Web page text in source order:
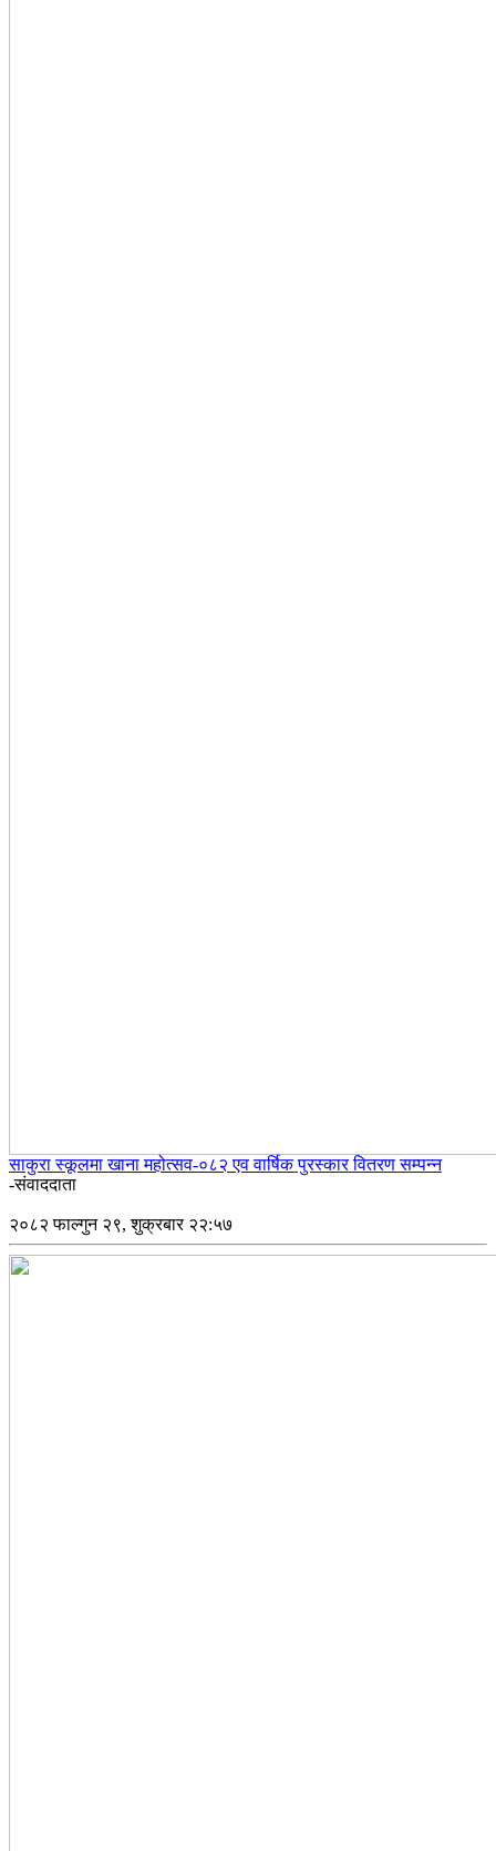
साकुरा स्कूलमा खाना महोत्सव-०८२ एव वार्षिक पुरस्कार वितरण सम्पन्न
-संवाददाता
२०८२ फाल्गुन २९, शुक्रबार २२:५७